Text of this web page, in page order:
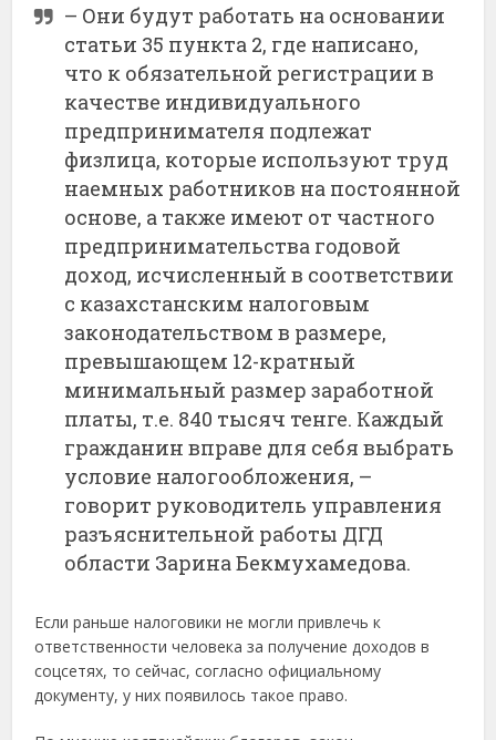
– Они будут работать на основании
статьи 35 пункта 2, где написано,
что к обязательной регистрации в
качестве индивидуального
предпринимателя подлежат
физлица, которые используют труд
наемных работников на постоянной
основе, а также имеют от частного
предпринимательства годовой
доход, исчисленный в соответствии
с казахстанским налоговым
законодательством в размере,
превышающем 12-кратный
минимальный размер заработной
платы, т.е. 840 тысяч тенге. Каждый
гражданин вправе для себя выбрать
условие налогообложения, –
говорит руководитель управления
разъяснительной работы ДГД
области Зарина Бекмухамедова.
Если раньше налоговики не могли привлечь к
ответственности человека за получение доходов в
соцсетях, то сейчас, согласно официальному
документу, у них появилось такое право.